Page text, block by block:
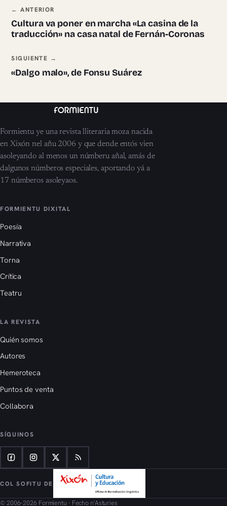
Navegación ente pieces
← ANTERIOR
Cultura va poner en marcha «La casina de la
traducción» na casa natal de Fernán-Coronas
SIGUIENTE →
«Dalgo malo», de Fonsu Suárez
Formientu ye una revista lliteraria moza nacida
en Xixón nel añu 2006 y que dende entós vien
asoleyando al menos un númberu añal, amás de
dalgunos númberos especiales, aportando yá a
17 númberos asoleyaos.
FORMIENTU DIXITAL
Poesía
Narrativa
Torna
Crítica
Teatru
LA REVISTA
Quién somos
Autores
Hemeroteca
Puntos de venta
Collabora
SÍGUINOS
COL SOFITU DE
© 2006–2026 Formientu · Fecho n'Asturies